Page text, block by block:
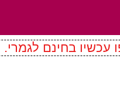
עכשיו בחינם לגמרי.